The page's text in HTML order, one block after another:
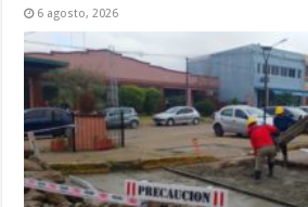
6 agosto, 2026